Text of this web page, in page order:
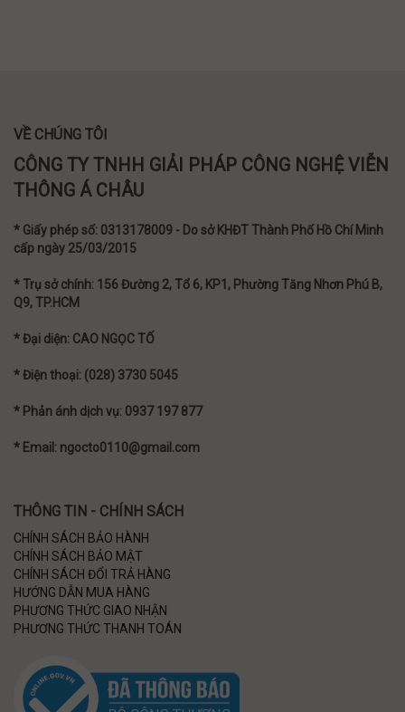
VỀ CHÚNG TÔI
CÔNG TY TNHH GIẢI PHÁP CÔNG NGHỆ VIỄN
THÔNG Á CHÂU
* Giấy phép số: 0313178009 - Do sở KHĐT Thành Phố Hồ Chí Minh
cấp ngày 25/03/2015
* Trụ sở chính: 156 Đường 2, Tổ 6, KP1, Phường Tăng Nhơn Phú B,
Q9, TP.HCM
* Đại diện: CAO NGỌC TỐ
* Điện thoại: (028) 3730 5045
* Phản ánh dịch vụ: 0937 197 877
* Email: ngocto0110@gmail.com
THÔNG TIN - CHÍNH SÁCH
CHÍNH SÁCH BẢO HÀNH
CHÍNH SÁCH BẢO MẬT
CHÍNH SÁCH ĐỔI TRẢ HÀNG
HƯỚNG DẪN MUA HÀNG
PHƯƠNG THỨC GIAO NHẬN
PHƯƠNG THỨC THANH TOÁN